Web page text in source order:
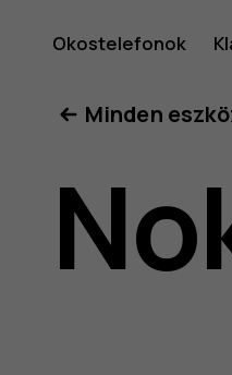
2.1
Okostelefonok
Minden